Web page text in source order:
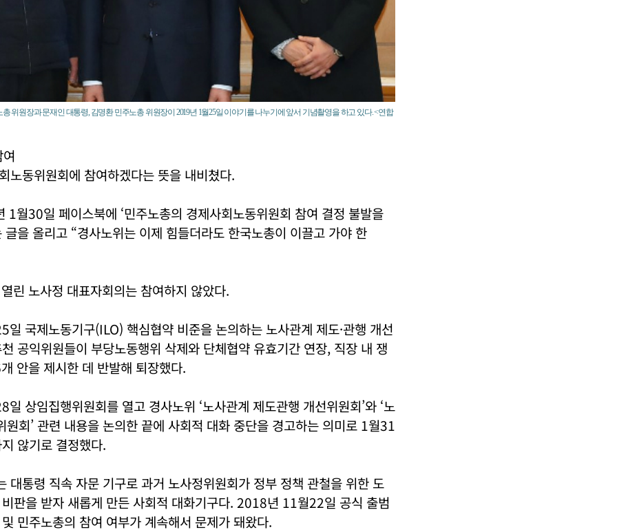
위원장과 문재인 대통령, 김명환 민주노총 위원장이 2019년 1월25일 이야기를 나누기에 앞서 기념촬영을 하고 있다. <연합
노동위원회에 참여하겠다는 뜻을 내비쳤다.
1월30일 페이스북에 ‘민주노총의 경제사회노동위원회 참여 결정 불발을
글을 올리고 “경사노위는 이제 힘들더라도 한국노총이 이끌고 가야 한
린 노사정 대표자회의는 참여하지 않았다.
일 국제노동기구(ILO) 핵심협약 비준을 논의하는 노사관계 제도·관행 개선
공익위원들이 부당노동행위 삭제와 단체협약 유효기간 연장, 직장 내 쟁
안을 제시한 데 반발해 퇴장했다.
일 상임집행위원회를 열고 경사노위 ‘노사관계 제도관행 개선위원회’와 ‘노
원회’ 관련 내용을 논의한 끝에 사회적 대화 중단을 경고하는 의미로 1월31
않기로 결정했다.
대통령 직속 자문 기구로 과거 노사정위원회가 정부 정책 관철을 위한 도
판을 받자 새롭게 만든 사회적 대화기구다. 2018년 11월22일 공식 출범
민주노총의 참여 여부가 계속해서 문제가 돼왔다.